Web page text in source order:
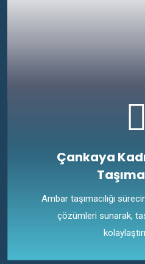
Çankaya
Ambar taşımacılığı
çözümleri sunarak,